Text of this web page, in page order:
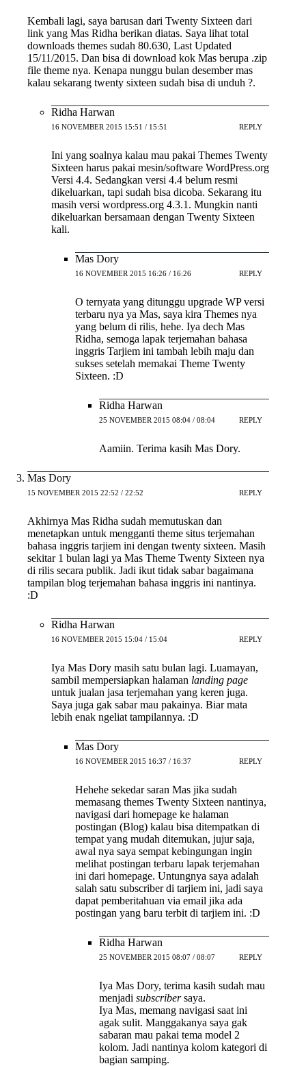
Kembali lagi, saya barusan dari Twenty Sixteen dari
link yang Mas Ridha berikan diatas. Saya lihat total
downloads themes sudah 80.630, Last Updated
15/11/2015. Dan bisa di download kok Mas berupa .zip
file theme nya. Kenapa nunggu bulan desember mas
kalau sekarang twenty sixteen sudah bisa di unduh ?.
Ridha Harwan
16 NOVEMBER 2015 15:51 / 15:51 REPLY
Ini yang soalnya kalau mau pakai Themes Twenty
Sixteen harus pakai mesin/software WordPress.org
Versi 4.4. Sedangkan versi 4.4 belum resmi
dikeluarkan, tapi sudah bisa dicoba. Sekarang itu
masih versi wordpress.org 4.3.1. Mungkin nanti
dikeluarkan bersamaan dengan Twenty Sixteen
kali.
Mas Dory
16 NOVEMBER 2015 16:26 / 16:26 REPLY
O ternyata yang ditunggu upgrade WP versi
terbaru nya ya Mas, saya kira Themes nya
yang belum di rilis, hehe. Iya dech Mas
Ridha, semoga lapak terjemahan bahasa
inggris Tarjiem ini tambah lebih maju dan
sukses setelah memakai Theme Twenty
Sixteen. :D
Ridha Harwan
25 NOVEMBER 2015 08:04 / 08:04 REPLY
Aamiin. Terima kasih Mas Dory.
Mas Dory
15 NOVEMBER 2015 22:52 / 22:52 REPLY
Akhirnya Mas Ridha sudah memutuskan dan
menetapkan untuk mengganti theme situs terjemahan
bahasa inggris tarjiem ini dengan twenty sixteen. Masih
sekitar 1 bulan lagi ya Mas Theme Twenty Sixteen nya
di rilis secara publik. Jadi ikut tidak sabar bagaimana
tampilan blog terjemahan bahasa inggris ini nantinya.
:D
Ridha Harwan
16 NOVEMBER 2015 15:04 / 15:04 REPLY
Iya Mas Dory masih satu bulan lagi. Luamayan,
sambil mempersiapkan halaman landing page
untuk jualan jasa terjemahan yang keren juga.
Saya juga gak sabar mau pakainya. Biar mata
lebih enak ngeliat tampilannya. :D
Mas Dory
16 NOVEMBER 2015 16:37 / 16:37 REPLY
Hehehe sekedar saran Mas jika sudah
memasang themes Twenty Sixteen nantinya,
navigasi dari homepage ke halaman
postingan (Blog) kalau bisa ditempatkan di
tempat yang mudah ditemukan, jujur saja,
awal nya saya sempat kebingungan ingin
melihat postingan terbaru lapak terjemahan
ini dari homepage. Untungnya saya adalah
salah satu subscriber di tarjiem ini, jadi saya
dapat pemberitahuan via email jika ada
postingan yang baru terbit di tarjiem ini. :D
Ridha Harwan
25 NOVEMBER 2015 08:07 / 08:07 REPLY
Iya Mas Dory, terima kasih sudah mau
menjadi subscribersaya.
Iya Mas, memang navigasi saat ini
agak sulit. Manggakanya saya gak
sabaran mau pakai tema model 2
kolom. Jadi nantinya kolom kategori di
bagian samping.